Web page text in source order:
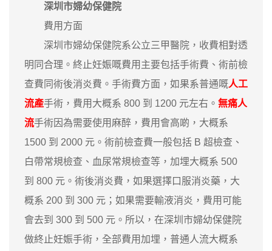
深圳市婦幼保健院
費用方面
深圳市婦幼保健院系公立三甲醫院，收費相對透
明同合理。終止妊娠嘅費用主要包括手術費、術前檢
查費同術後消炎費。手術費方面，如果系普通嘅人工
流產手術，費用大概系 800 到 1200 元左右。 無痛人
流手術因為需要使用麻醉，費用會高啲，大概系
1500 到 2000 元。術前檢查費一般包括 B 超檢查、
白帶常規檢查、血尿常規檢查等，加埋大概系 500
到 800 元。術後消炎費，如果選擇口服消炎藥，大
概系 200 到 300 元；如果需要輸液消炎，費用可能
會去到 300 到 500 元。所以，在深圳市婦幼保健院
做終止妊娠手術，全部費用加埋，普通人流大概系